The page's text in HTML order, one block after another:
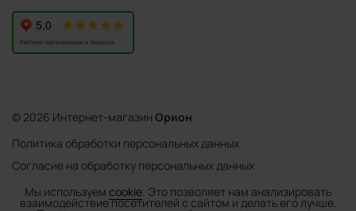
Мы используем cookie. Это позволяет нам анализировать
взаимодействие посетителей с сайтом и делать его лучше.
© 2026 Интернет-магазин Орион
Политика обработки персональных данных
Согласие на обработку персональных данных
Web Механика